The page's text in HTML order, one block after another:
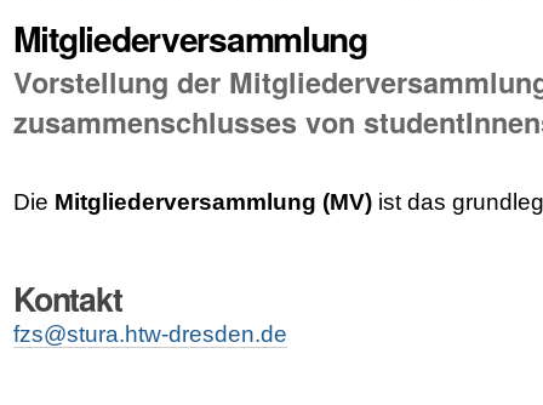
Mitgliederversammlung
Vorstellung der
zusammenschlusses von
Die Mitgliederversammlung (MV)ist das
Kontakt
fzs@stura.htw-dresden.de